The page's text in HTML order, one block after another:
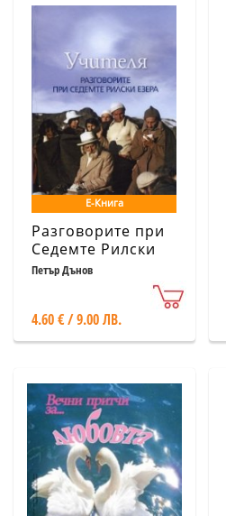
Е-Книга
Разговорите при
Седемте Рилски
езера
Петър Дънов
4.60 € / 9.00 ЛВ.